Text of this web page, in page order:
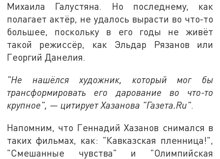
Михаила Галустяна. Но последнему, как
полагает актёр, не удалось вырасти во что-то
большее, поскольку в его годы не живёт
такой режиссёр, как Эльдар Рязанов или
Георгий Данелия.
"Не нашёлся художник, который мог бы
трансформировать его дарование во что-то
крупное", — цитирует Хазанова "Газета.Ru".
Напомним, что Геннадий Хазанов снимался в
таких фильмах, как: "Кавказская пленница!",
"Смешанные чувства" и "Олимпийская